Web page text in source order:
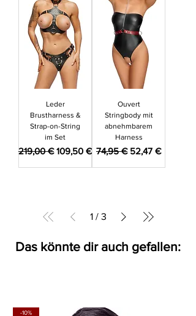
Leder
Brustharness &
Strap-on-String
im Set
Standardpreis
219,00 € Sale-Preis
109,50 €
Ouvert
Stringbody mit
abnehmbarem
Harness
Standardpreis
74,95 € Sale-Preis
52,47 €
1 / 3
Das könnte dir auch gefallen:
-10%